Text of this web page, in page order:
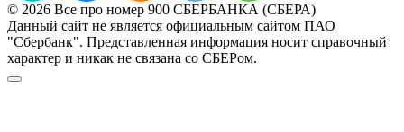
© 2026 Все про номер 900 СБЕРБАНКА (СБЕРА)
Данный сайт не является официальным сайтом ПАО
"Сбербанк". Представленная информация носит справочный
характер и никак не связана со СБЕРом.